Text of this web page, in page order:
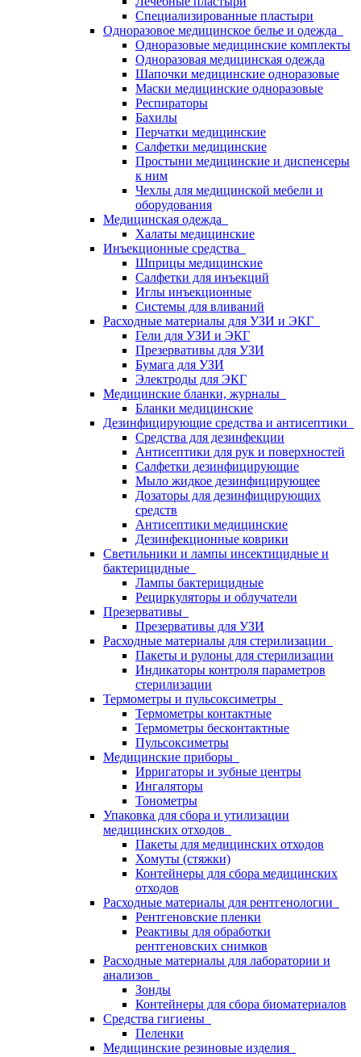
Специализированные пластыри
Одноразовое медицинское белье и одежда
Одноразовые медицинские комплекты
Одноразовая медицинская одежда
Шапочки медицинские одноразовые
Маски медицинские одноразовые
Респираторы
Бахилы
Перчатки медицинские
Салфетки медицинские
Простыни медицинские и диспенсеры
к ним
Чехлы для медицинской мебели и
оборудования
Медицинская одежда
Халаты медицинские
Инъекционные средства
Шприцы медицинские
Салфетки для инъекций
Иглы инъекционные
Системы для вливаний
Расходные материалы для УЗИ и ЭКГ
Гели для УЗИ и ЭКГ
Презервативы для УЗИ
Бумага для УЗИ
Электроды для ЭКГ
Медицинские бланки, журналы
Бланки медицинские
Дезинфицирующие средства и антисептики
Средства для дезинфекции
Антисептики для рук и поверхностей
Салфетки дезинфицирующие
Мыло жидкое дезинфицирующее
Дозаторы для дезинфицирующих
средств
Антисептики медицинские
Дезинфекционные коврики
Светильники и лампы инсектицидные и
бактерицидные
Лампы бактерицидные
Рециркуляторы и облучатели
Презервативы
Презервативы для УЗИ
Расходные материалы для стерилизации
Пакеты и рулоны для стерилизации
Индикаторы контроля параметров
стерилизации
Термометры и пульсоксиметры
Термометры контактные
Термометры бесконтактные
Пульсоксиметры
Медицинские приборы
Ирригаторы и зубные центры
Ингаляторы
Тонометры
Упаковка для сбора и утилизации
медицинских отходов
Пакеты для медицинских отходов
Хомуты (стяжки)
Контейнеры для сбора медицинских
отходов
Расходные материалы для рентгенологии
Рентгеновские пленки
Реактивы для обработки
рентгеновских снимков
Расходные материалы для лаборатории и
анализов
Зонды
Контейнеры для сбора биоматериалов
Средства гигиены
Пеленки
Медицинские резиновые изделия